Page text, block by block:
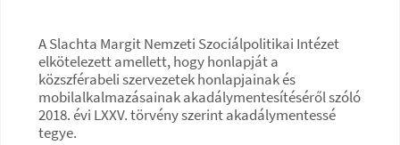
A Slachta Margit Nemzeti Szociálpolitikai Intézet
elkötelezett amellett, hogy honlapját a
közszférabeli szervezetek honlapjainak és
mobilalkalmazásainak akadálymentesítéséről szóló
2018. évi LXXV. törvény szerint akadálymentessé
tegye.